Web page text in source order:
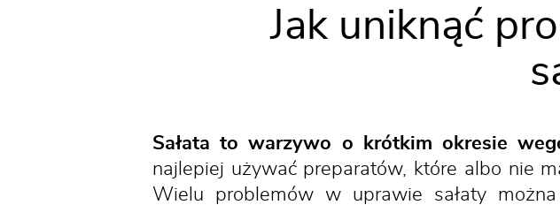
Jak uniknąć
Sałata to warzywo o krótkim okresie
najlepiej używać preparatów, które albo nie
Wielu problemów w uprawie sałaty